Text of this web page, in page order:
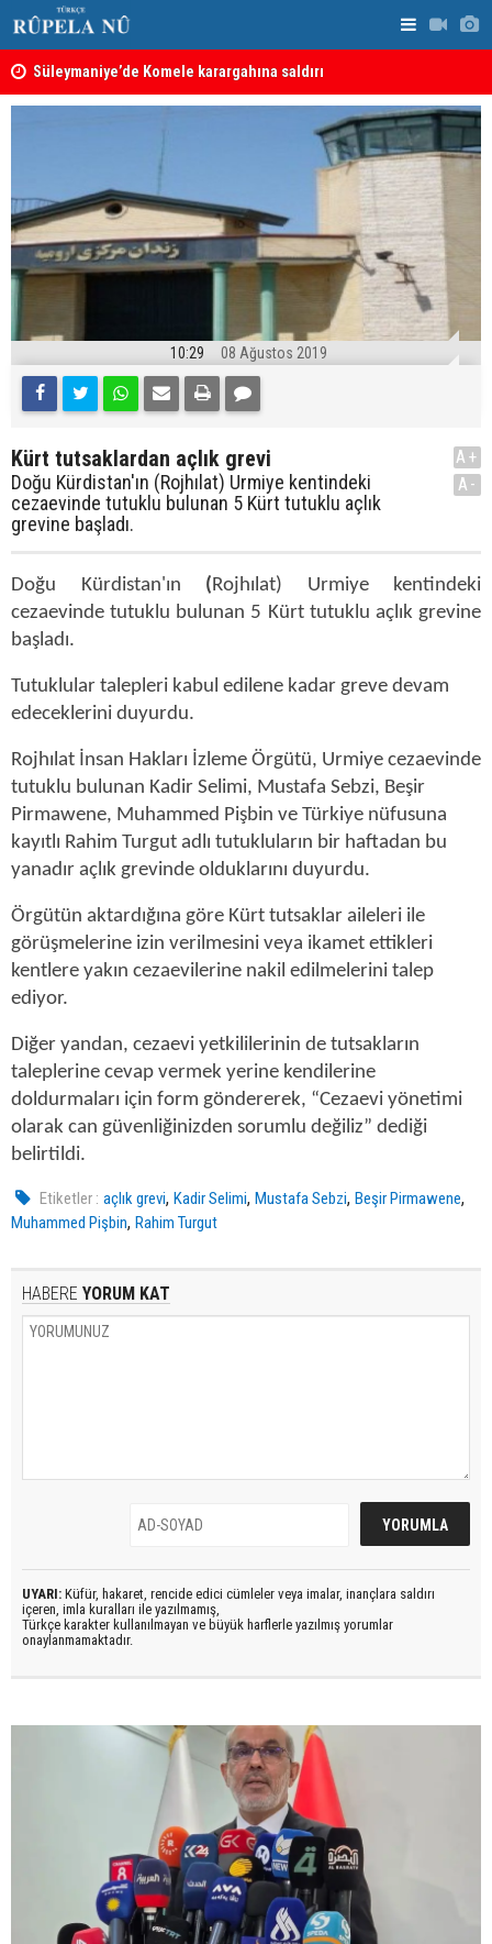
Süleymaniye’de Komele karargahına saldırı
sonuçlar
10:29 08 Ağustos 2019
Kürt tutsaklardan açlık grevi
Doğu Kürdistan'ın (Rojhılat) Urmiye kentindeki
cezaevinde tutuklu bulunan 5 Kürt tutuklu açlık
grevine başladı.
A+
A-
Doğu Kürdistan'ın (Rojhılat) Urmiye kentindeki
cezaevinde tutuklu bulunan 5 Kürt tutuklu açlık grevine
başladı.
Tutuklular talepleri kabul edilene kadar greve devam
edeceklerini duyurdu.
Rojhılat İnsan Hakları İzleme Örgütü, Urmiye cezaevinde
tutuklu bulunan Kadir Selimi, Mustafa Sebzi, Beşir
Pirmawene, Muhammed Pişbin ve Türkiye nüfusuna
kayıtlı Rahim Turgut adlı tutukluların bir haftadan bu
yanadır açlık grevinde olduklarını duyurdu.
Örgütün aktardığına göre Kürt tutsaklar aileleri ile
görüşmelerine izin verilmesini veya ikamet ettikleri
kentlere yakın cezaevilerine nakil edilmelerini talep
ediyor.
Diğer yandan, cezaevi yetkililerinin de tutsakların
taleplerine cevap vermek yerine kendilerine
doldurmaları için form göndererek, “Cezaevi yönetimi
olarak can güvenliğinizden sorumlu değiliz” dediği
belirtildi.
Etiketler : açlık grevi,Kadir Selimi,Mustafa Sebzi,Beşir Pirmawene,
Muhammed Pişbin, Rahim Turgut
HABERE YORUM KAT
UYARI: Küfür, hakaret, rencide edici cümleler veya imalar, inançlara saldırı
içeren, imla kuralları ile yazılmamış,
Türkçe karakter kullanılmayan ve büyük harflerle yazılmış yorumlar
onaylanmamaktadır.